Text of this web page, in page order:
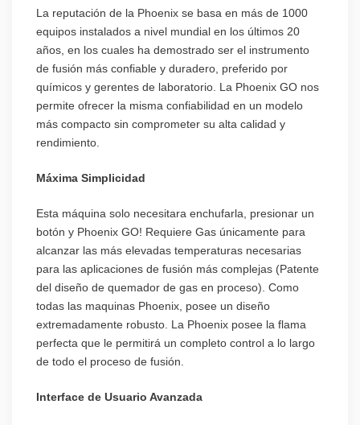
La reputación de la Phoenix se basa en más de 1000
equipos instalados a nivel mundial en los últimos 20
años, en los cuales ha demostrado ser el instrumento
de fusión más confiable y duradero, preferido por
químicos y gerentes de laboratorio. La Phoenix GO nos
permite ofrecer la misma confiabilidad en un modelo
más compacto sin comprometer su alta calidad y
rendimiento.
Máxima Simplicidad
Esta máquina solo necesitara enchufarla, presionar un
botón y Phoenix GO! Requiere Gas únicamente para
alcanzar las más elevadas temperaturas necesarias
para las aplicaciones de fusión más complejas (Patente
del diseño de quemador de gas en proceso). Como
todas las maquinas Phoenix, posee un diseño
extremadamente robusto. La Phoenix posee la flama
perfecta que le permitirá un completo control a lo largo
de todo el proceso de fusión.
Interface de Usuario Avanzada